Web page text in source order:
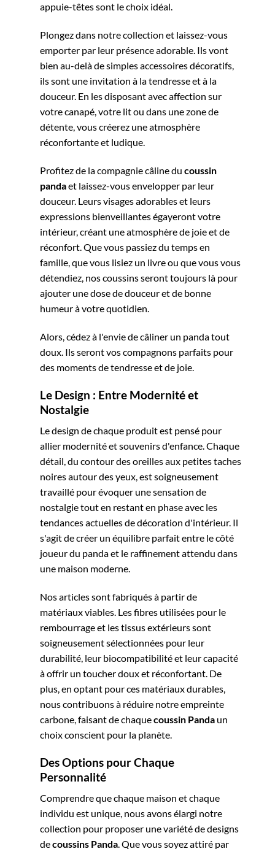
appuie-têtes sont le choix idéal.
Plongez dans notre collection et laissez-vous
emporter par leur présence adorable. Ils vont
bien au-delà de simples accessoires décoratifs,
ils sont une invitation à la tendresse et à la
douceur. En les disposant avec affection sur
votre canapé, votre lit ou dans une zone de
détente, vous créerez une atmosphère
réconfortante et ludique.
Profitez de la compagnie câline du coussin
pandaet laissez-vous envelopper par leur
douceur. Leurs visages adorables et leurs
expressions bienveillantes égayeront votre
intérieur, créant une atmosphère de joie et de
réconfort. Que vous passiez du temps en
famille, que vous lisiez un livre ou que vous vous
détendiez, nos coussins seront toujours là pour
ajouter une dose de douceur et de bonne
humeur à votre quotidien.
Alors, cédez à l'envie de câliner un panda tout
doux. Ils seront vos compagnons parfaits pour
des moments de tendresse et de joie.
Le Design : Entre Modernité et
Nostalgie
Le design de chaque produit est pensé pour
allier modernité et souvenirs d'enfance. Chaque
détail, du contour des oreilles aux petites taches
noires autour des yeux, est soigneusement
travaillé pour évoquer une sensation de
nostalgie tout en restant en phase avec les
tendances actuelles de décoration d'intérieur. Il
s'agit de créer un équilibre parfait entre le côté
joueur du panda et le raffinement attendu dans
une maison moderne.
Nos articles sont fabriqués à partir de
matériaux viables. Les fibres utilisées pour le
rembourrage et les tissus extérieurs sont
soigneusement sélectionnées pour leur
durabilité, leur biocompatibilité et leur capacité
à offrir un toucher doux et réconfortant. De
plus, en optant pour ces matériaux durables,
nous contribuons à réduire notre empreinte
carbone, faisant de chaquecoussin Panda un
choix conscient pour la planète.
Des Options pour Chaque
Personnalité
Comprendre que chaque maison et chaque
individu est unique, nous avons élargi notre
collection pour proposer une variété de designs
decoussins Panda. Que vous soyez attiré par